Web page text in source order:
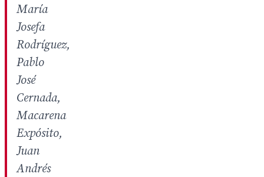
María
Josefa
Rodríguez,
Pablo
José
Cernada,
Macarena
Expósito,
Juan
Andrés